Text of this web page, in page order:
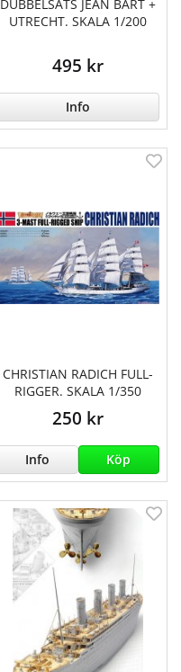
DUBBELSATS JEAN BART +
UTRECHT. SKALA 1/200
495 kr
Info
CHRISTIAN RADICH FULL-
RIGGER. SKALA 1/350
250 kr
Info Köp